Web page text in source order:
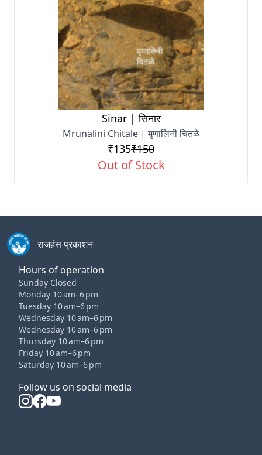
Sinar | सिनार
Mrunalini Chitale | मृणालिनी चितळे
₹135₹150
Out of Stock
राजहंस प्रकाशन
Hours of operation
Sunday Closed
Monday 10 am–6 pm
Tuesday 10 am–6 pm
Wednesday 10 am–6 pm
Wednesday 10 am–6 pm
Thursday 10 am–6 pm
Friday 10 am–6 pm
Saturday 10 am–6 pm
Follow us on social media